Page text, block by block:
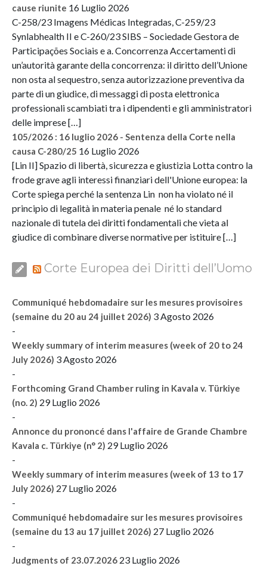
cause riunite 16 Luglio 2026
C-258/23 Imagens Médicas Integradas, C-259/23
Synlabhealth II e C-260/23 SIBS – Sociedade Gestora de
Participações Sociais e a. Concorrenza Accertamenti di
un’autorità garante della concorrenza: il diritto dell’Unione
non osta al sequestro, senza autorizzazione preventiva da
parte di un giudice, di messaggi di posta elettronica
professionali scambiati tra i dipendenti e gli amministratori
delle imprese […]
105/2026 : 16 luglio 2026 - Sentenza della Corte nella
causa C-280/25 16 Luglio 2026
[Lin II] Spazio di libertà, sicurezza e giustizia Lotta contro la
frode grave agli interessi finanziari dell'Unione europea: la
Corte spiega perché la sentenza Lin non ha violato né il
principio di legalità in materia penale né lo standard
nazionale di tutela dei diritti fondamentali che vieta al
giudice di combinare diverse normative per istituire […]
Corte Europea dei Diritti dell’Uomo
Communiqué hebdomadaire sur les mesures provisoires
(semaine du 20 au 24 juillet 2026) 3 Agosto 2026
-
Weekly summary of interim measures (week of 20 to 24
July 2026) 3 Agosto 2026
-
Forthcoming Grand Chamber ruling in Kavala v. Türkiye
(no. 2) 29 Luglio 2026
-
Annonce du prononcé dans l'affaire de Grande Chambre
Kavala c. Türkiye (n° 2) 29 Luglio 2026
-
Weekly summary of interim measures (week of 13 to 17
July 2026) 27 Luglio 2026
-
Communiqué hebdomadaire sur les mesures provisoires
(semaine du 13 au 17 juillet 2026) 27 Luglio 2026
-
Judgments of 23.07.2026 23 Luglio 2026